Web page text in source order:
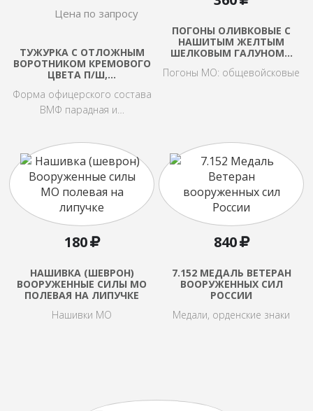
Цена по запросу
ТУЖУРКА С ОТЛОЖНЫМ
ВОРОТНИКОМ КРЕМОВОГО
ЦВЕТА П/Ш,…
Форма офицерского состава
ВМФ парадная и…
ПОГОНЫ ОЛИВКОВЫЕ С
НАШИТЫМ ЖЕЛТЫМ
ШЕЛКОВЫМ ГАЛУНОМ…
Погоны МО: общевойсковые
180
НАШИВКА (ШЕВРОН)
ВООРУЖЕННЫЕ СИЛЫ МО
ПОЛЕВАЯ НА ЛИПУЧКЕ
Нашивки МО
840
7.152 МЕДАЛЬ ВЕТЕРАН
ВООРУЖЕННЫХ СИЛ
РОССИИ
Медали, орденские знаки